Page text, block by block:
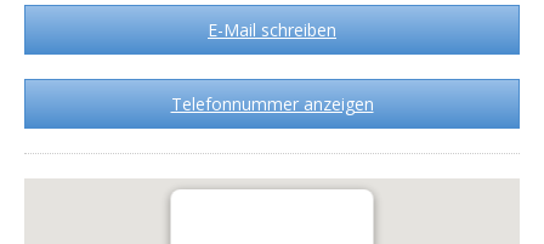
E-Mail schreiben
Telefonnummer anzeigen